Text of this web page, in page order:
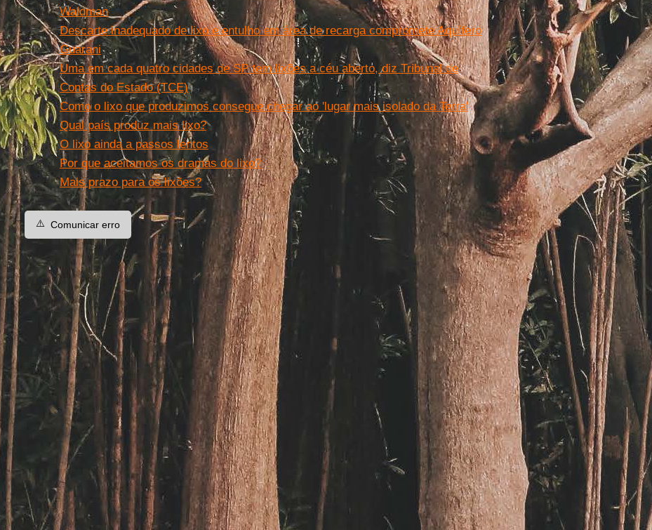
Waldman
Descarte inadequado de lixo e entulho em área de recarga compromete Aquífero
Guarani
Uma em cada quatro cidades de SP tem lixões a céu aberto, diz Tribunal de
Contas do Estado (TCE)
Como o lixo que produzimos consegue chegar ao 'lugar mais isolado da Terra'
Qual país produz mais lixo?
O lixo ainda a passos lentos
Por que aceitamos os dramas do lixo?
Mais prazo para os lixões?
⚠️ Comunicar erro